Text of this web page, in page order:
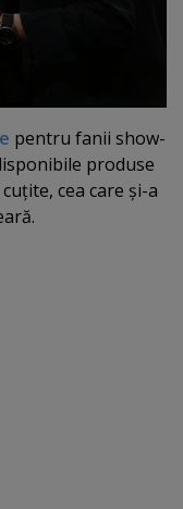
pentru fanii show-
produse
cea care şi-a